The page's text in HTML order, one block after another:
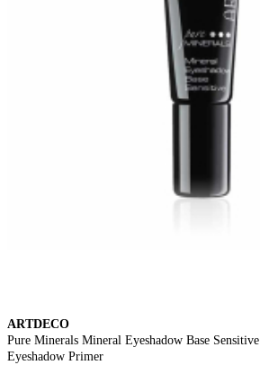
ARTDECO
Pure Minerals Mineral Eyeshadow Base Sensitive
Eyeshadow Primer